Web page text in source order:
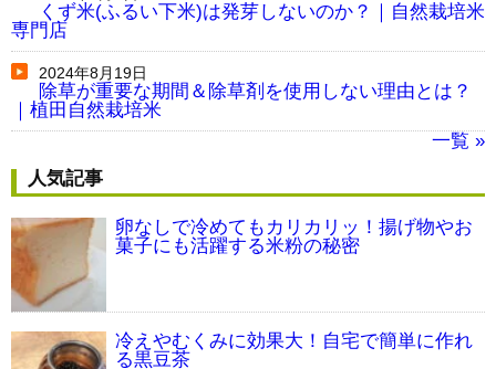
くず米(ふるい下米)は発芽しないのか？｜自然栽培米
専門店
2024年8月19日
除草が重要な期間＆除草剤を使用しない理由とは？
｜植田自然栽培米
一覧 »
人気記事
卵なしで冷めてもカリカリッ！揚げ物やお
菓子にも活躍する米粉の秘密
冷えやむくみに効果大！自宅で簡単に作れ
る黒豆茶